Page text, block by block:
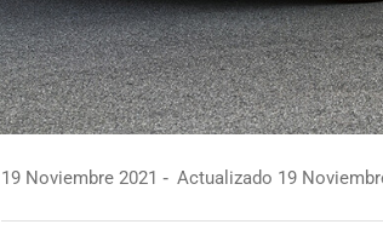
19 Noviembre 2021 Actualizado 19